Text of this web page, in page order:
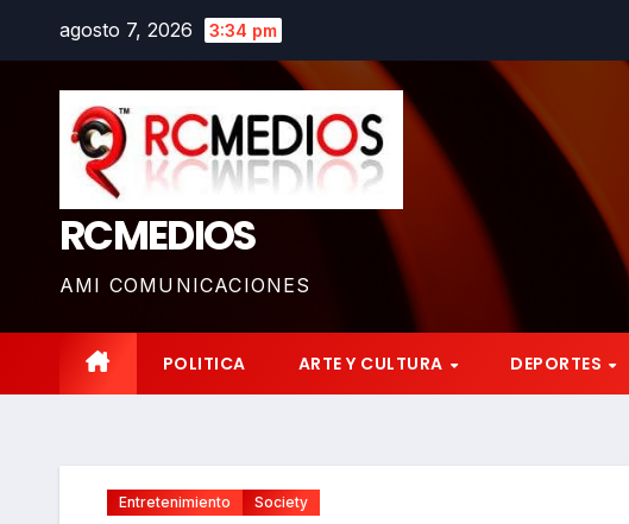
contenido
agosto 7, 2026 3:34 pm
RCMEDIOS
AMI COMUNICACIONES
POLITICA ARTE Y CULTURA DEPORTES
Entretenimiento Society